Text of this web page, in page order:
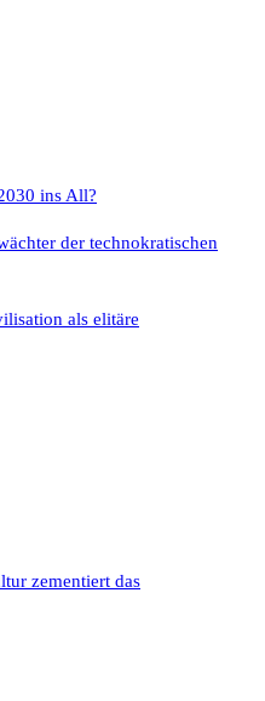
ins All?
der technokratischen
als elitäre
zementiert das